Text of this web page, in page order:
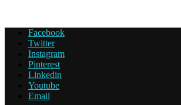
Facebook
Twitter
Instagram
Pinterest
Linkedin
Youtube
Email